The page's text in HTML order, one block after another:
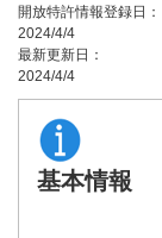
開放特許情報登録日：
2024/4/4
最新更新日：
2024/4/4
基本情報